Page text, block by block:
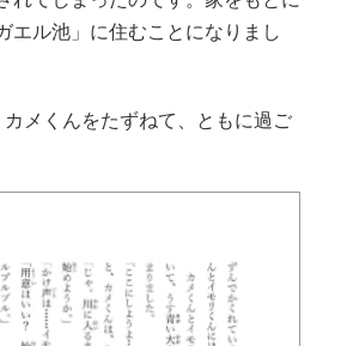
エル池」に住むことになりまし
メくんをたずねて、ともに過ご